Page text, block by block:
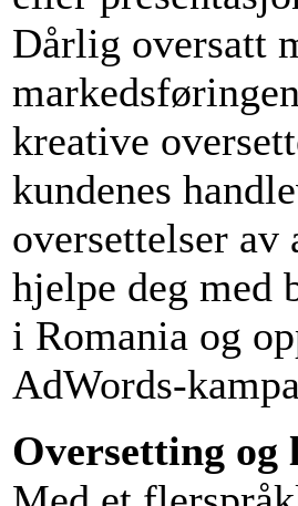
Dårlig oversatt
kreative
kundenes
oversettelser
hjelpe deg med
i Romania og
AdWords-
Oversetting og